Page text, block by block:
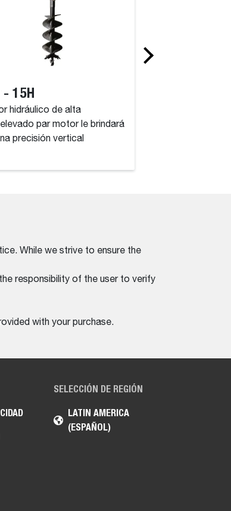
15H
hidráulico de alta
par motor le brindará
precisión vertical
While we strive to ensure the
responsibility of the user to verify
with your purchase.
SELECCIÓN DE REGIÓN
LATIN AMERICA
(ESPAÑOL)